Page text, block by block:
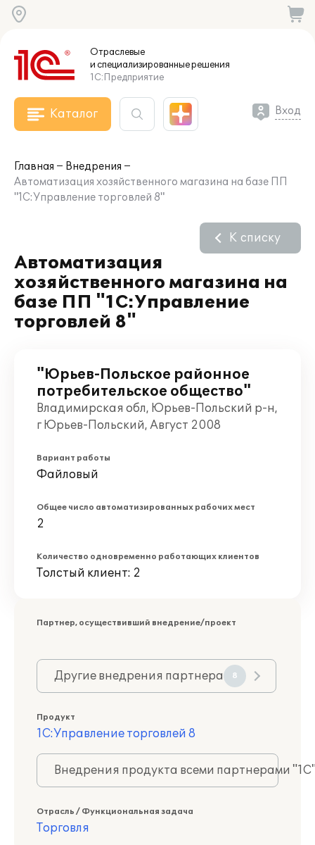
Отраслевые
и специализированныерешения
1С:Предприятие
Каталог Вход
Главная
Внедрения
Автоматизация хозяйственного магазина на базе ПП
"1С:Управление торговлей 8"
Автоматизация
хозяйственного магазина на
базе ПП "1С:Управление
торговлей 8"
К списку
"Юрьев-Польское районное
потребительское общество"
Владимирская обл, Юрьев-Польский р-н,
г Юрьев-Польский, Август 2008
Вариант работы
Файловый
Общее число автоматизированных рабочих мест
2
Количество одновременно работающих клиентов
Толстый клиент: 2
Партнер, осуществивший внедрение/проект
Другие внедрения партнера 8
Продукт
1С:Управление торговлей 8
Внедрения продукта всеми партнерами
Отрасль / Функциональная задача
Торговля